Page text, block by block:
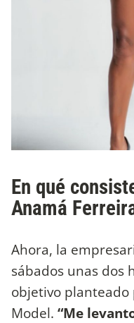
En qué
Anamá
Ahora, la
sábados unas dos
objetivo planteado
Model. “Me